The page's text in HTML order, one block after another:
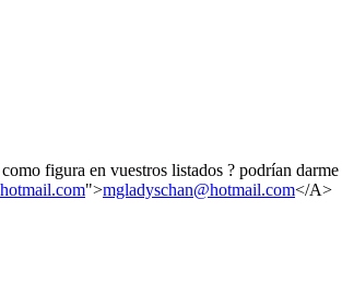
figura en vuestros listados ? podrían
">mgladyschan@hotmail.com</A>